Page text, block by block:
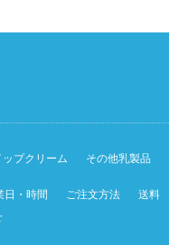
ップクリーム その他乳製品
日・時間 ご注文方法 送料